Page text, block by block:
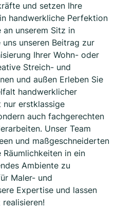
und setzen Ihre
handwerkliche Perfektion
an unserem Sitz in
unseren Beitrag zur
Ihrer Wohn- oder
Streich- und
und außen Erleben Sie
handwerklicher
nur erstklassige
auch fachgerechten
Unser Team
und maßgeschneiderten
Räumlichkeiten in ein
Ambiente zu
Maler- und
Expertise und lassen
realisieren!